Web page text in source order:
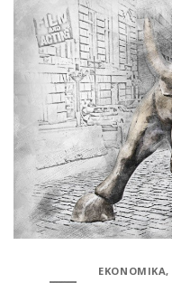
EKONOMIKA,